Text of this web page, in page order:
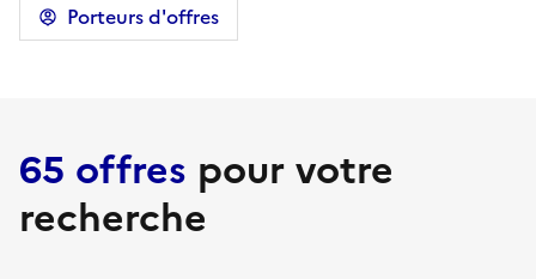
Porteurs d'offres
65 offres pour votre
recherche